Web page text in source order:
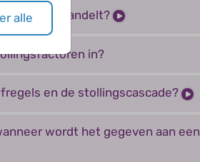
niet behandelt?
in?
en de stollingscascade?
wordt het gegeven aan een
alle